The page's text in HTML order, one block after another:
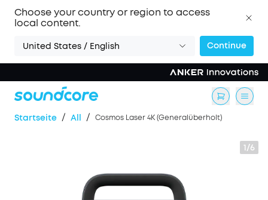
Choose your country or region to access
local content.
United States / English Continue
Startseite / All / Cosmos Laser 4K (Generalüberholt)
1/6